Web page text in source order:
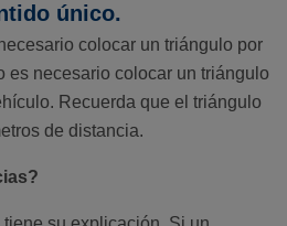
único.
colocar un triángulo por
es necesario colocar un triángulo
Recuerda que el triángulo
de distancia.